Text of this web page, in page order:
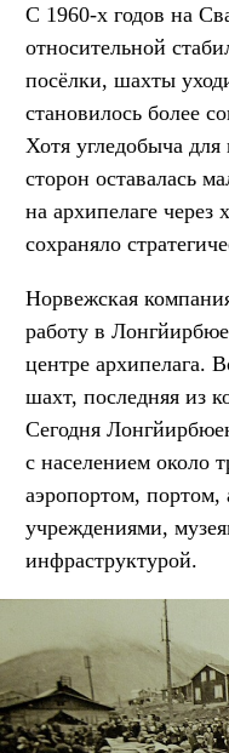
С 1960-х годов на
относительной
посёлки, шахты
становилось более
Хотя угледобыча
сторон оставалась
на архипелаге через
сохраняло
Норвежская
работу в
центре архипелага.
шахт, последняя из
Сегодня
с населением около
аэропортом,
учреждениями,
инфраструктурой.